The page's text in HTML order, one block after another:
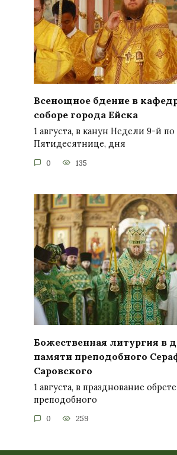
Всенощное бдение в
соборе города Ейска
1 августа, в канун Недели 9-й по
Пятидесятнице, дня
0 135
Божественная литургия в
памяти преподобного
Саровского
1 августа, в празднование
преподобного
0 259